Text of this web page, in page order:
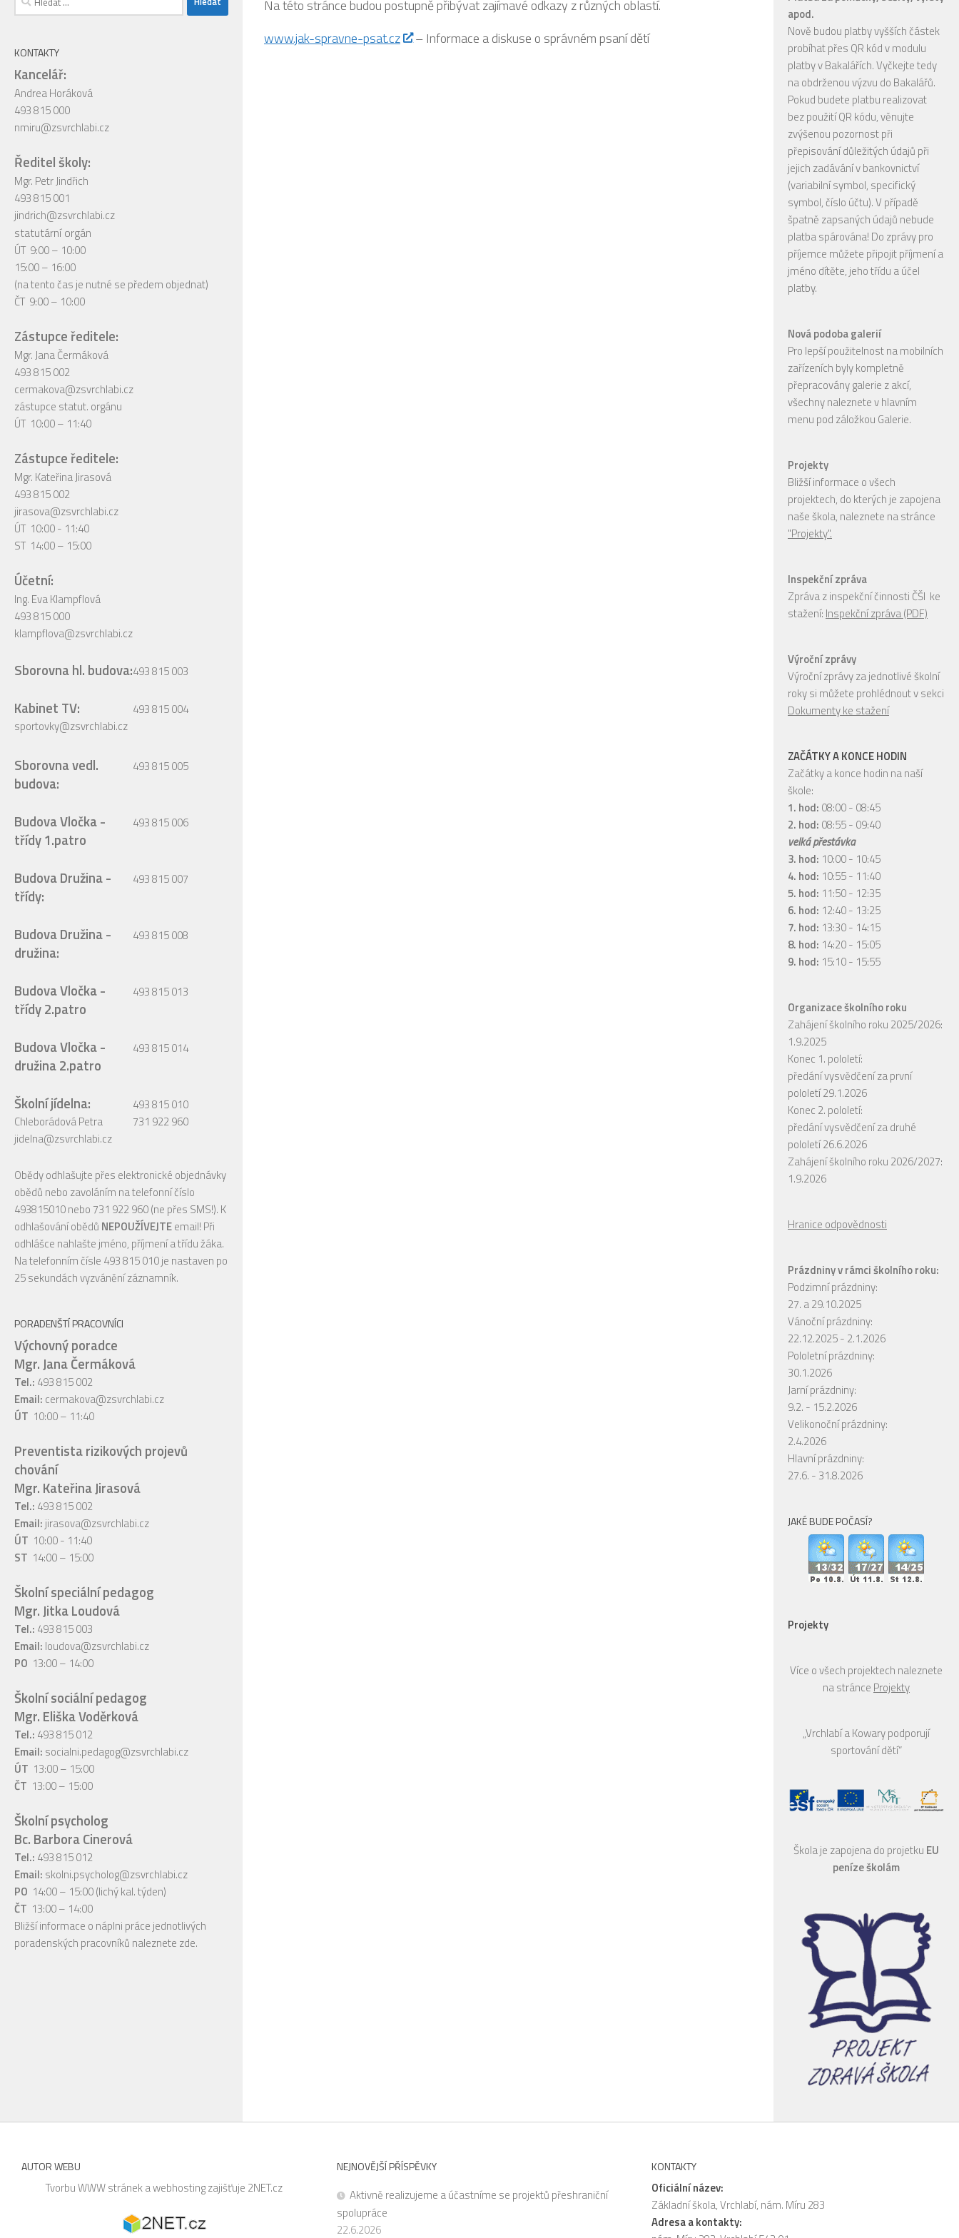
Na této stránce budou postupně přibývat zajímavé odkazy z různých oblastí.
www.jak-spravne-psat.cz
– Informace a diskuse o správném psaní dětí
KONTAKTY
Kancelář:
Andrea Horáková
493 815 000
nmiru@zsvrchlabi.cz
Ředitel školy:
Mgr. Petr Jindřich
493 815 001
jindrich@zsvrchlabi.cz
statutární orgán
ÚT 9:00 – 10:00
15:00 – 16:00
(na tento čas je nutné se předem objednat)
ČT 9:00 – 10:00
Zástupce ředitele:
Mgr. Jana Čermáková
493 815 002
cermakova@zsvrchlabi.cz
zástupce statut. orgánu
ÚT 10:00 – 11:40
Zástupce ředitele:
Mgr. Kateřina Jirasová
493 815 002
jirasova@zsvrchlabi.cz
ÚT 10:00 - 11:40
ST 14:00 – 15:00
Účetní:
Ing. Eva Klampflová
493 815 000
klampflova@zsvrchlabi.cz
Sborovna hl. budova:493 815 003
Kabinet TV:
sportovky@zsvrchlabi.cz
493 815 004
Sborovna vedl.
budova:
493 815 005
Budova Vločka -
třídy 1.patro
493 815 006
Budova Družina -
třídy:
493 815 007
Budova Družina -
družina:
493 815 008
Budova Vločka -
třídy 2.patro
493 815 013
Budova Vločka -
družina 2.patro
493 815 014
Školní jídelna:
Chleborádová Petra
jidelna@zsvrchlabi.cz
493 815 010
731 922 960
Obědy odhlašujte přes elektronické objednávky
obědů nebo zavoláním na telefonní číslo
493815010 nebo 731 922 960 (ne přes SMS!). K
odhlašování obědů NEPOUŽÍVEJTEemail! Při
odhlášce nahlašte jméno, příjmení a třídu žáka.
Na telefonním čísle 493 815 010 je nastaven po
25 sekundách vyzvánění záznamník.
PORADENŠTÍ PRACOVNÍCI
Výchovný poradce
Mgr. Jana Čermáková
Tel.: 493 815 002
Email: cermakova@zsvrchlabi.cz
ÚT 10:00 – 11:40
Preventista rizikových projevů
chování
Mgr. Kateřina Jirasová
Tel.: 493 815 002
Email: jirasova@zsvrchlabi.cz
ÚT 10:00 - 11:40
ST 14:00 – 15:00
Školní speciální pedagog
Mgr. Jitka Loudová
Tel.: 493 815 003
Email: loudova@zsvrchlabi.cz
PO 13:00 – 14:00
Školní sociální pedagog
Mgr. Eliška Voděrková
Tel.: 493 815 012
Email: socialni.pedagog@zsvrchlabi.cz
ÚT 13:00 – 15:00
ČT 13:00 – 15:00
Školní psycholog
Bc. Barbora Cinerová
Tel.: 493 815 012
Email: skolni.psycholog@zsvrchlabi.cz
PO 14:00 – 15:00 (lichý kal. týden)
ČT 13:00 – 14:00
Bližší informace o náplni práce jednotlivých
poradenských pracovníků naleznete zde.
apod.
Nově budou platby vyšších částek
probíhat přes QR kód v modulu
platby v Bakalářích. Vyčkejte tedy
na obdrženou výzvu do Bakalářů.
Pokud budete platbu realizovat
bez použití QR kódu, věnujte
zvýšenou pozornost při
přepisování důležitých údajů při
jejich zadávání v bankovnictví
(variabilní symbol, specifický
symbol, číslo účtu). V případě
špatně zapsaných údajů nebude
platba spárována! Do zprávy pro
příjemce můžete připojit příjmení a
jméno dítěte, jeho třídu a účel
platby.
Nová podoba galerií
Pro lepší použitelnost na mobilních
zařízeních byly kompletně
přepracovány galerie z akcí,
všechny naleznete v hlavním
menu pod záložkou Galerie.
Projekty
Bližší informace o všech
projektech, do kterých je zapojena
naše škola, naleznete na stránce
"Projekty".
Inspekční zpráva
Zpráva z inspekční činnosti ČŠI ke
stažení: Inspekční zpráva (PDF)
Výroční zprávy
Výroční zprávy za jednotlivé školní
roky si můžete prohlédnout v sekci
Dokumenty ke stažení
ZAČÁTKY A KONCE HODIN
Začátky a konce hodin na naší
škole:
1. hod: 08:00 - 08:45
2. hod: 08:55 - 09:40
velká přestávka
3. hod: 10:00 - 10:45
4. hod: 10:55 - 11:40
5. hod: 11:50 - 12:35
6. hod: 12:40 - 13:25
7. hod: 13:30 - 14:15
8. hod: 14:20 - 15:05
9. hod: 15:10 - 15:55
Organizace školního roku
Zahájení školního roku 2025/2026:
1.9.2025
Konec 1. pololetí:
předání vysvědčení za první
pololetí 29.1.2026
Konec 2. pololetí:
předání vysvědčení za druhé
pololetí 26.6.2026
Zahájení školního roku 2026/2027:
1.9.2026
Hranice odpovědnosti
Prázdniny v rámci školního roku:
Podzimní prázdniny:
27. a 29.10.2025
Vánoční prázdniny:
22.12.2025 - 2.1.2026
Pololetní prázdniny:
30.1.2026
Jarní prázdniny:
9.2. - 15.2.2026
Velikonoční prázdniny:
2.4.2026
Hlavní prázdniny:
27.6. - 31.8.2026
JAKÉ BUDE POČASÍ?
Projekty
Více o všech projektech naleznete
na stránce Projekty
„Vrchlabí a Kowary podporují
sportování dětí“
Škola je zapojena do projetku EU
peníze školám
AUTOR WEBU
Tvorbu WWW stránek a webhosting zajišťuje 2NET.cz
NEJNOVĚJŠÍ PŘÍSPĚVKY
Aktivně realizujeme a účastníme se projektů přeshraniční
spolupráce
22.6.2026
KONTAKTY
Oficiální název:
Základní škola, Vrchlabí, nám. Míru 283
Adresa a kontakty: